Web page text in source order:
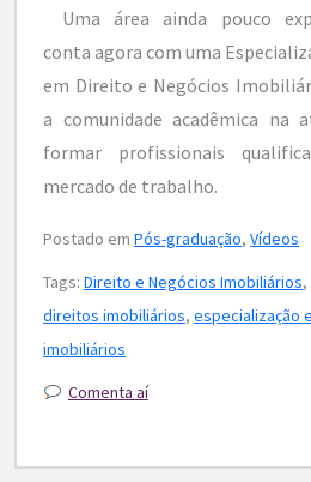
Uma área ainda pouco
conta agora com uma
em Direito e Negócios
a comunidade acadêmica na
formar profissionais
mercado de trabalho.
Postado em Pós-graduação, Vídeos
Tags: Direito e Negócios Imobiliários,
direitos imobiliários, especialização
imobiliários
Comenta aí